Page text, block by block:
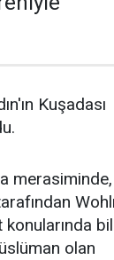
Kuşadası
merasiminde,
konularında
olan